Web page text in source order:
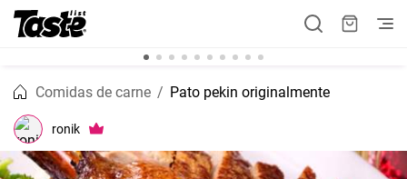
Comidas de carne Pato pekin originalmente
ronik